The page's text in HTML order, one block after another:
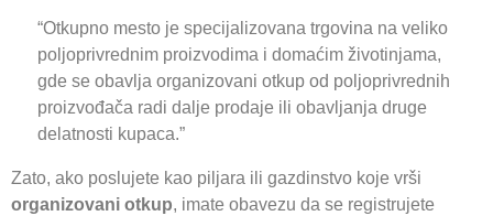
“Otkupno mesto je specijalizovana trgovina na veliko
poljoprivrednim proizvodima i domaćim životinjama,
gde se obavlja organizovani otkup od poljoprivrednih
proizvođača radi dalje prodaje ili obavljanja druge
delatnosti kupaca.”
Zato, ako poslujete kao piljara ili gazdinstvo koje vrši
organizovani otkup, imate obavezu da se registrujete